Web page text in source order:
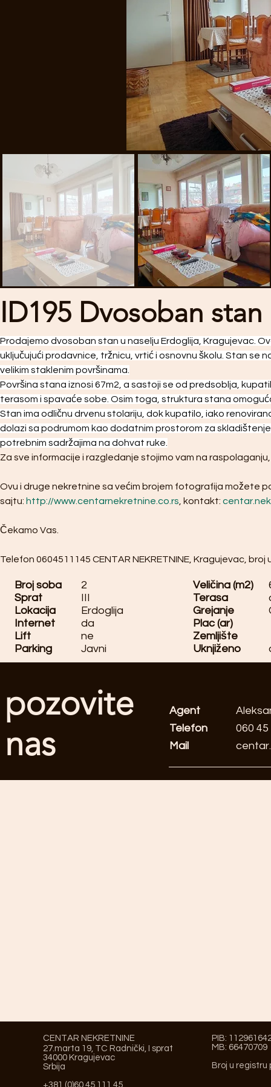
ID195 Dvosoban stan
Prodajemo dvosoban stan u naselju Erdoglija, Kragujevac.
uključujući prodavnice, tržnicu, vrtić i osnovnu školu. Stan
velikim staklenim površinama.
Površina stana iznosi 67m2, a sastoji se od predsoblja,
terasom i spavaće sobe. Osim toga, struktura stana
Stan ima odličnu drvenu stolariju, dok kupatilo, iako
dolazi sa podrumom kao dodatnim prostorom za
potrebnim sadržajima na dohvat ruke.
Za sve informacije i razgledanje stojimo vam na
Ovu i druge nekretnine sa većim brojem fotografija možete
sajtu: http://www.centarnekretnine.co.rs , kontakt:
Čekamo Vas.
Telefon 0604511145 CENTAR NEKRETNINE, Kragujevac,
Broj soba 2 Veličina (m2)
Sprat
III Terasa
Lokacija
Erdoglija Grejanje
Internet
da
Plac (ar)
Lift
ne
Zemljište
Parking
Javni Uknjiženo
pozovite
nas
Agent
Telefon
060 45
Mail
CENTAR NEKRETNINE
27.marta 19, TC Radnički, I sprat
34000 Kragujevac
Srbija
+381 (0)60 45 111 45
PIB:
MB: 66470709
Broj u registru